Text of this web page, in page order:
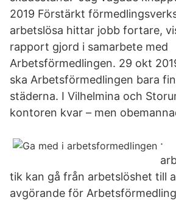
2019 Förstärkt
arbetslösa hittar jobb fortare,
rapport gjord i samarbete med
Arbetsförmedlingen. 29 okt
ska Arbetsförmedlingen bara
städerna. I Vilhelmina och
kontoren kvar – men
·
tik kan gå från arbetslöshet till
avgörande för